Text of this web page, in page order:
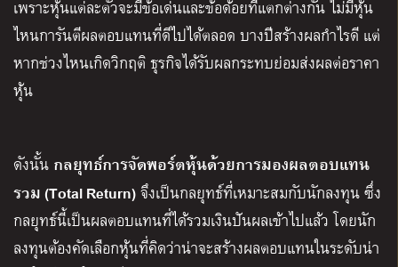
เพราะหุ้นแต่ละตัวจะมีข้อเด่นและข้อด้อยที่แตกต่างกัน ไม่มีหุ้น
ไหนการันตีผลตอบแทนที่ดีไปได้ตลอด บางปีสร้างผลกำไรดี แต่
หากช่วงไหนเกิดวิกฤติ ธุรกิจได้รับผลกระทบย่อมส่งผลต่อราคา
หุ้น
ดังนั้น กลยุทธ์การจัดพอร์ตหุ้นด้วยการมองผลตอบแทน
รวม(Total Return)จึงเป็นกลยุทธ์ที่เหมาะสมกับนักลงทุน ซึ่ง
กลยุทธ์นี้เป็นผลตอบแทนที่ได้รวมเงินปันผลเข้าไปแล้ว โดยนัก
ลงทุนต้องคัดเลือกหุ้นที่คิดว่าน่าจะสร้างผลตอบแทนในระดับน่า